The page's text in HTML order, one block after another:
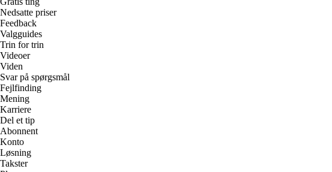
Nedsatte priser
Feedback
Valgguides
Trin for trin
Videoer
Viden
Svar på spørgsmål
Fejlfinding
Mening
Karriere
Del et tip
Abonnent
Konto
Løsning
Takster